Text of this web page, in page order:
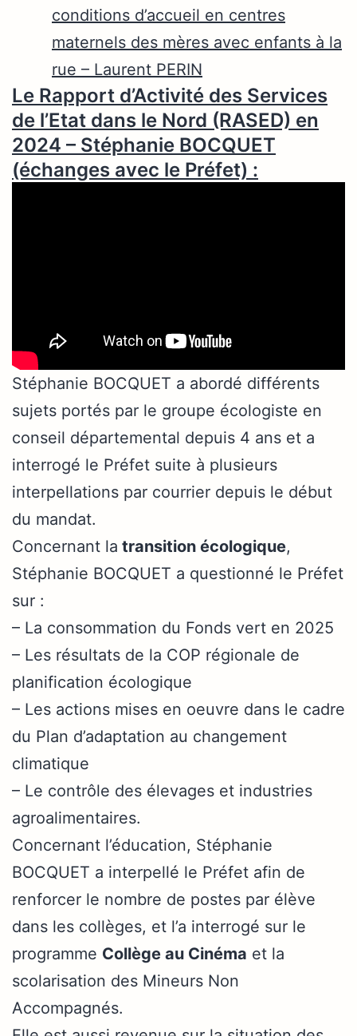
conditions d’accueil en centres
maternels des mères avec enfants à la
rue – Laurent PERIN
Le Rapport d’Activité des Services
de l’Etat dans le Nord (RASED) en
2024 – Stéphanie BOCQUET
(échanges avec le Préfet) :
Stéphanie BOCQUET a abordé différents
sujets portés par le groupe écologiste en
conseil départemental depuis 4 ans et a
interrogé le Préfet suite à plusieurs
interpellations par courrier depuis le début
du mandat.
Concernant la transition écologique,
Stéphanie BOCQUET a questionné le Préfet
sur :
– La consommation du Fonds vert en 2025
– Les résultats de la COP régionale de
planification écologique
– Les actions mises en oeuvre dans le cadre
du Plan d’adaptation au changement
climatique
– Le contrôle des élevages et industries
agroalimentaires.
Concernant l’éducation, Stéphanie
BOCQUET a interpellé le Préfet afin de
renforcer le nombre de postes par élève
dans les collèges, et l’a interrogé sur le
programme Collège au Cinéma et la
scolarisation des Mineurs Non
Accompagnés.